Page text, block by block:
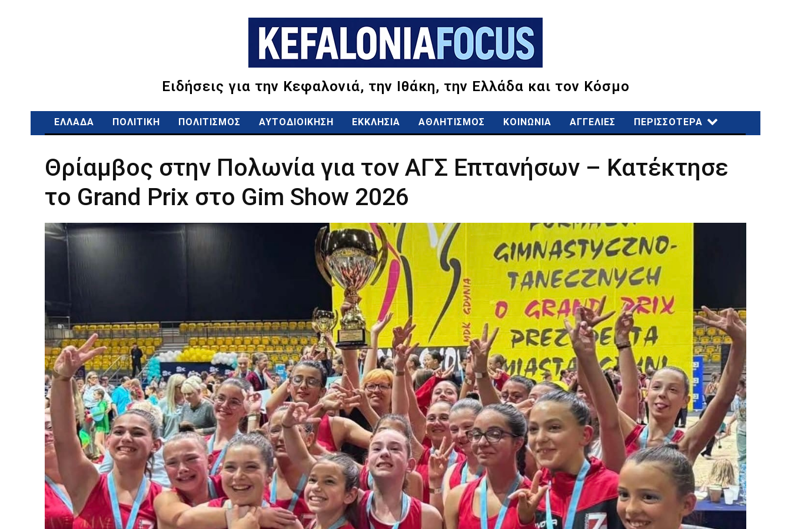
Ειδήσεις για την Κεφαλονιά, την Ιθάκη, την Ελλάδα και τον Κόσμο
ΕΛΛΑΔΑ ΠΟΛΙΤΙΚΗ ΠΟΛΙΤΙΣΜΟΣ ΑΥΤΟΔΙΟΙΚΗΣΗ ΕΚΚΛΗΣΙΑ ΑΘΛΗΤΙΣΜΟΣ ΚΟΙΝΩΝΙΑ ΑΓΓΕΛΙΕΣ ΠΕΡΙΣΣΟΤΕΡΑ
Θρίαμβος στην Πολωνία για τον ΑΓΣ Επτανήσων – Κατέκτησε
το Grand Prix στο Gim Show 2026